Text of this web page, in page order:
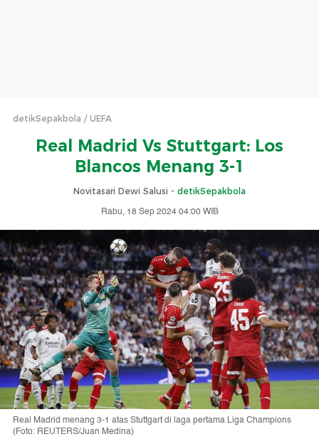
detikSepakbola UEFA
Real Madrid Vs Stuttgart: Los
Blancos Menang 3-1
Novitasari Dewi Salusi - detikSepakbola
Rabu, 18 Sep 2024 04:00 WIB
Real Madrid menang 3-1 atas Stuttgart di laga pertama Liga Champions
(Foto: REUTERS/Juan Medina)